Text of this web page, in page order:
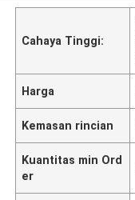
Cahaya Tinggi:
Harga
Kemasan rincian
Kuantitas min Ord
er